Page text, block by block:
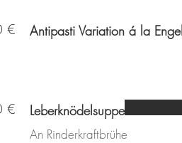
€ Antipasti Variation á la Engel
€ Leberknödelsuppe
An Rinderkraftbrühe